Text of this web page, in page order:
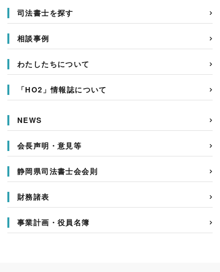
司法書士を探す
相談事例
わたしたちについて
「HO2」情報誌について
NEWS
会長声明・意見等
静岡県司法書士会会則
財務諸表
事業計画・役員名簿